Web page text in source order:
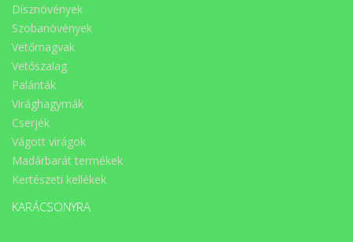
Dísznövények
Szobanövények
Vetőmagvak
Vetőszalag
Palánták
Virághagymák
Cserjék
Vágott virágok
Madárbarát termékek
Kertészeti kellékek
KARÁCSONYRA